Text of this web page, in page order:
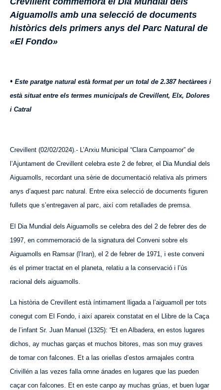
Aiguamolls amb una selecció de documents
històrics dels primers anys del Parc Natural de
«El Fondo»
• Este paratge natural està format per un total de 2.387 hectàrees i
està situat entre els termes municipals de Crevillent, Elx, Dolores
i Catral
Crevillent (02/02/2024).- L’Arxiu Municipal “Clara Campoamor” de
l’Ajuntament de Crevillent celebra este 2 de febrer, el Dia Mundial dels
Aiguamolls, recordant una sèrie de documentació relativa als primers
anys d’aquest parc natural. Entre eixa selecció de documents figuren
fullets que s’entregaven al parc, així com retallades de premsa.
El Dia Mundial dels Aiguamolls se celebra des del 2 de febrer des de
1997, en commemoració de la signatura del Conveni sobre els
Aiguamolls en Ramsar (l’Iran), el 2 de febrer de 1971, i este conveni
és el primer tractat en el planeta, relatiu a la conservació i l’ús
racional dels aiguamolls.
La història de Crevillent està íntimament lligada a l’aiguamoll per tots
conegut com El Fondo, i així apareix constatat en el Llibre de la Caça
de l’infant Sr. Juan Manuel (1325): “Et en Albadera, en estos lugares
dichos, ay muchas garças et muchos bitores, mas son muy graves
de tomar con falcones. Et a las oriellas d’estos armajales contra
Crivillén a las vezes falla omne ánades en lugares que las pueden
caçar con falcones. Et en este canpo ay muchas grúas, et buen lugar